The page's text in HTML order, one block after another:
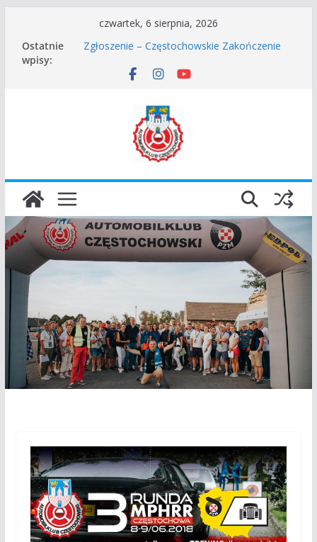
treści
czwartek, 6 sierpnia, 2026
Ostatnie
wpisy:
Częstochowskie Rozpoczęcie Sezonu 2026
Zgłoszenie – Częstochowskie Zakończenie
45 Rajd Częstochowski zostaje odwołany.
I Gliwicki Classic Sprint o Puchar Prezydenta
Miasta Gliwice